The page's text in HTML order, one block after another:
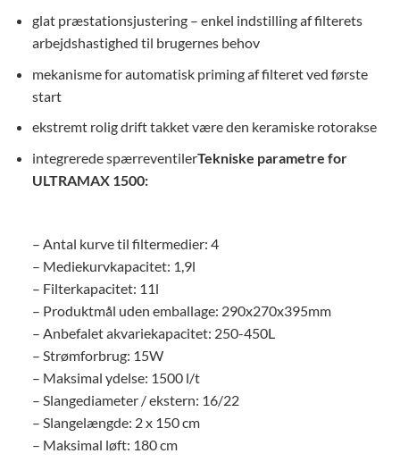
glat præstationsjustering – enkel indstilling af filterets
arbejdshastighed til brugernes behov
mekanisme for automatisk priming af filteret ved første
start
ekstremt rolig drift takket være den keramiske rotorakse
integrerede spærreventilerTekniske parametre for
ULTRAMAX 1500:
– Antal kurve til filtermedier: 4
– Mediekurvkapacitet: 1,9l
– Filterkapacitet: 11l
– Produktmål uden emballage: 290x270x395mm
– Anbefalet akvariekapacitet: 250-450L
– Strømforbrug: 15W
– Maksimal ydelse: 1500 l/t
– Slangediameter / ekstern: 16/22
– Slangelængde: 2 x 150 cm
– Maksimal løft: 180 cm